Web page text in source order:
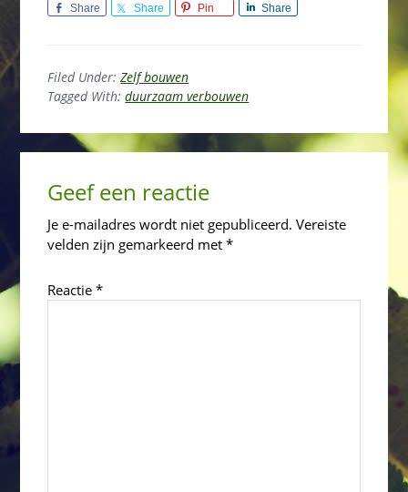
Share Share Pin Share
Filed Under:Zelf bouwen
Tagged With:duurzaam verbouwen
Interactions
Geef een reactie
Je e-mailadres wordt niet gepubliceerd. Vereiste
velden zijn gemarkeerd met*
Reactie*